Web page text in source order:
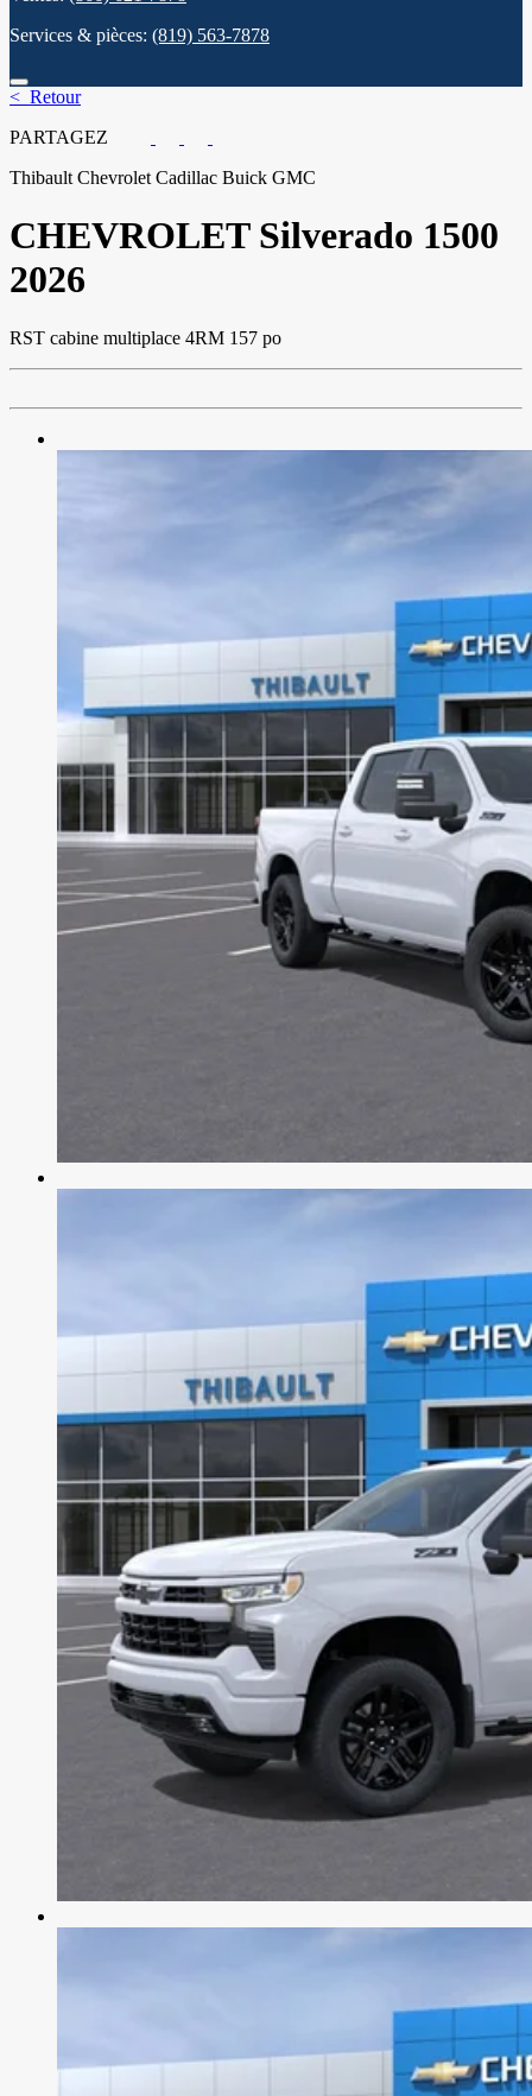
Services & pièces: (819) 563-7878
< Retour
PARTAGEZ
Thibault Chevrolet Cadillac Buick GMC
CHEVROLETSilverado 1500
2026
RST cabine multiplace 4RM 157 po